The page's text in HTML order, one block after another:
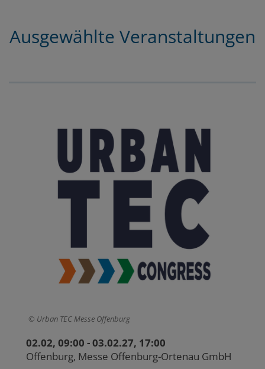
Ausgewählte Veranstaltungen
Urban TEC Messe Offenburg
02.02, 09:00 - 03.02.27, 17:00
Offenburg, Messe Offenburg-Ortenau GmbH